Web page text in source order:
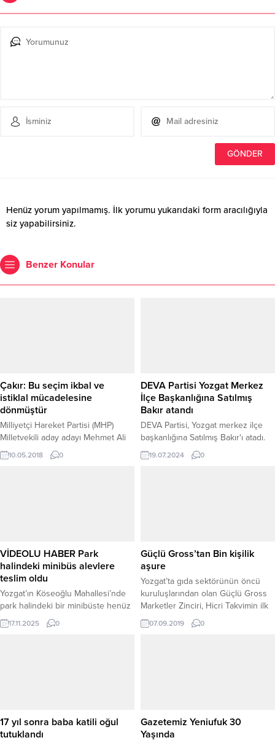
Henüz yorum yapılmamış. İlk yorumu yukarıdaki form aracılığıyla
siz yapabilirsiniz.
Benzer Konular
Çakır: Bu seçim ikbal ve
istiklal mücadelesine
dönmüştür
Milliyetçi Hareket Partisi (MHP)
Milletvekili aday adayı Mehmet Ali
Çakır, 24 Haziran seçimlerinin
sıradan bir seçim olmaktan çoktan
10.05.2018 0
DEVA Partisi Yozgat Merkez
İlçe Başkanlığına Satılmış
Bakır atandı
DEVA Partisi, Yozgat merkez ilçe
başkanlığına Satılmış Bakır'ı atadı.
Yozgat şoför esnafının sevilen
isimlerinden olan Bakır'ın atama
19.07.2024 0
VİDEOLU HABER Park
halindeki minibüs alevlere
teslim oldu
Yozgat’ın Köseoğlu Mahallesi’nde
park halindeki bir minibüste henüz
belirlenemeyen nedenle yangın
çıktı. Alevleri fark eden vatandaşlar
çalışmasıyla yangın çevredeki araç
ve yapılara...
17.11.2025 0
Güçlü Gross’tan Bin kişilik
aşure
Yozgat’ta gıda sektörünün öncü
kuruluşlarından olan Güçlü Gross
Marketler Zinciri, Hicri Takvimin ilk
ayında kutlanan Muharrem ayı
dolayısıyla Şeyhosman
07.09.2019 0
17 yıl sonra baba katili oğul
tutuklandı
Gazetemiz Yeniufuk 30
Yaşında